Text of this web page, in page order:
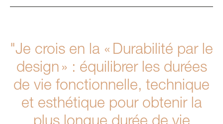
"Je crois en la « Durabilité par le
design » : équilibrer les durées
de vie fonctionnelle, technique
et esthétique pour obtenir la